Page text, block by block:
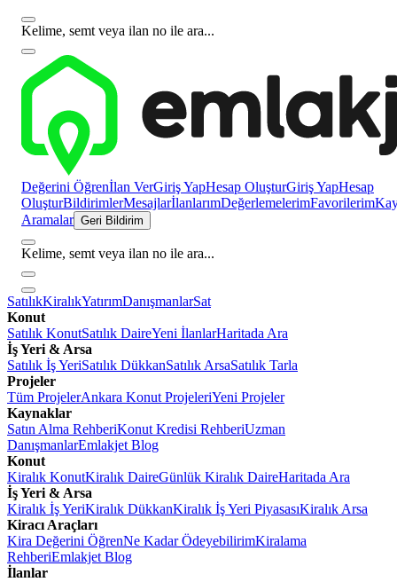
Kelime, semt veya ilan no ile ara...
Değerini Öğrenİlan VerGiriş YapHesap OluşturGiriş YapHesap
OluşturBildirimlerMesajlarİlanlarımDeğerlemelerimFavorilerim
Aramalar Geri Bildirim
Kelime, semt veya ilan no ile ara...
SatılıkKiralıkYatırımDanışmanlarSat
Konut
Satılık KonutSatılık DaireYeni İlanlarHaritada Ara
İş Yeri & Arsa
Satılık İş YeriSatılık DükkanSatılık ArsaSatılık Tarla
Projeler
Tüm ProjelerAnkara Konut ProjeleriYeni Projeler
Kaynaklar
Satın Alma RehberiKonut Kredisi RehberiUzman
DanışmanlarEmlakjet Blog
Konut
Kiralık KonutKiralık DaireGünlük Kiralık DaireHaritada Ara
İş Yeri & Arsa
Kiralık İş YeriKiralık DükkanKiralık İş Yeri PiyasasıKiralık Arsa
Kiracı Araçları
Kira Değerini ÖğrenNe Kadar ÖdeyebilirimKiralama
RehberiEmlakjet Blog
İlanlar